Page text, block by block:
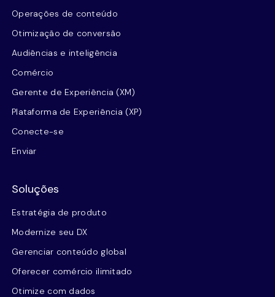
Operações de conteúdo
Otimização de conversão
Audiências e inteligência
Comércio
Gerente de Experiência (XM)
Plataforma de Experiência (XP)
Conecte-se
Enviar
Soluções
Estratégia de produto
Modernize seu DX
Gerenciar conteúdo global
Oferecer comércio ilimitado
Otimize com dados